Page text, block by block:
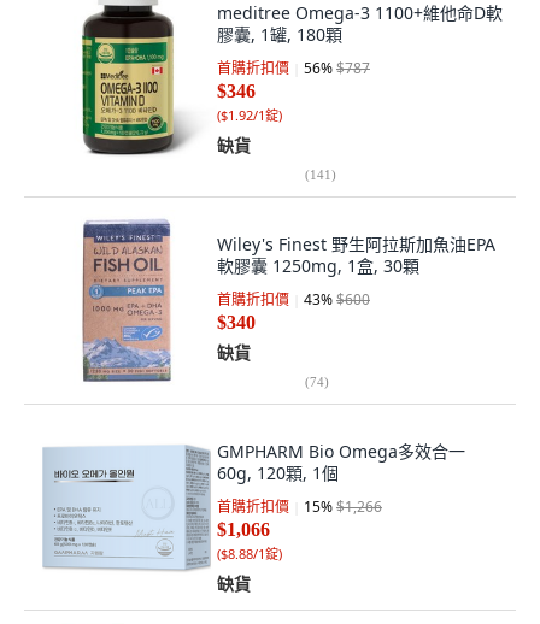
meditree Omega-3 1100+維他命D軟
膠囊, 1罐, 180顆
首購折扣價 56%$787
$346
($1.92/1錠)
缺貨
(141)
Wiley's Finest 野生阿拉斯加魚油EPA
軟膠囊 1250mg, 1盒, 30顆
首購折扣價 43%$600
$340
缺貨
(74)
GMPHARM Bio Omega多效合一
60g, 120顆, 1個
首購折扣價 15%$1,266
$1,066
($8.88/1錠)
缺貨